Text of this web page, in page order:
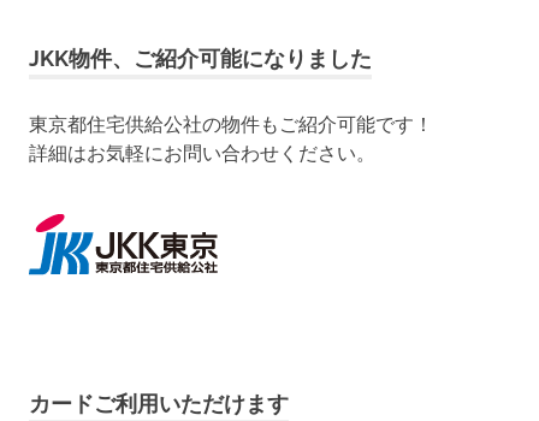
JKK物件、ご紹介可能になりました
東京都住宅供給公社の物件もご紹介可能です！
詳細はお気軽にお問い合わせください。
カードご利用いただけます